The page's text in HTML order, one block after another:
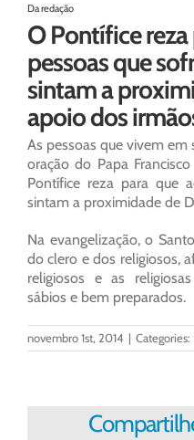
Da redação
O Pontífice reza
pessoas que
sintam a
apoio dos
As pessoas que vivem
oração do Papa
Pontífice reza para que
sintam a proximidade de
Na evangelização, o
do clero e dos religiosos,
religiosos e as
sábios e bem preparados.
novembro 1st, 2014 | Categories: